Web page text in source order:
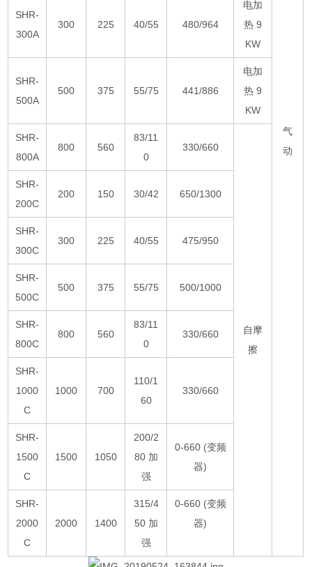
气
动
SHR-
300A
300 225 40/55 480/964
电加
热 9
KW
SHR-
500A
500 375 55/75 441/886
电加
热 9
KW
SHR-
800A
800 560
83/11
0
330/660
自摩
擦
SHR-
200C
200 150 30/42 650/1300
SHR-
300C
300 225 40/55 475/950
SHR-
500C
500 375 55/75 500/1000
SHR-
800C
800 560
83/11
0
330/660
SHR-
1000
C
1000 700
110/1
60
330/660
SHR-
1500
C
1500 1050
200/2
80 加
强
0-660 (变频
器)
SHR-
2000
C
2000 1400
315/4
50 加
强
0-660 (变频
器)